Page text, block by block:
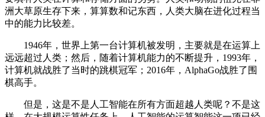
洲大草原生存下来，算算数和记东西，人类大脑在进化过程当
中的能力比较差。
1946年，世界上第一台计算机被发明，主要就是在运算上
远远超过人类；然后，随着计算机能力的不断提升，1993年，
计算机就战胜了当时的跳棋冠军；2016年，AlphaGo战胜了围
棋高手。
但是，这是不是人工智能在所有方面超越人类呢？不是这